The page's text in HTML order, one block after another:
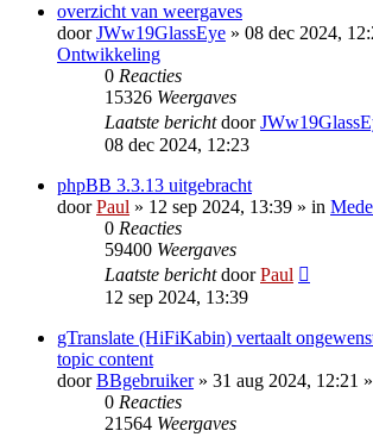
overzicht van weergaves
doorJWw19GlassEye » 08 dec 2024,
Ontwikkeling
0 Reacties
15326 Weergaves
Laatste berichtdoor
08 dec 2024, 12:23
phpBB 3.3.13 uitgebracht
doorPaul » 12 sep 2024, 13:39 » in
0 Reacties
59400 Weergaves
Laatste berichtdoorPaul
12 sep 2024, 13:39
gTranslate (HiFiKabin) vertaalt
topic content
doorBBgebruiker» 31 aug 2024, 12:21
0 Reacties
21564 Weergaves